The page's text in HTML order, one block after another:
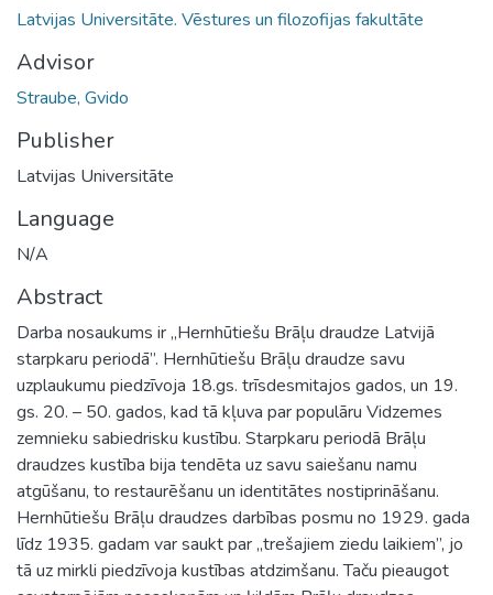
Latvijas Universitāte. Vēstures un filozofijas fakultāte
Advisor
Straube, Gvido
Publisher
Latvijas Universitāte
Language
N/A
Abstract
Darba nosaukums ir „Hernhūtiešu Brāļu draudze Latvijā
starpkaru periodā”. Hernhūtiešu Brāļu draudze savu
uzplaukumu piedzīvoja 18.gs. trīsdesmitajos gados, un 19.
gs. 20. – 50. gados, kad tā kļuva par populāru Vidzemes
zemnieku sabiedrisku kustību. Starpkaru periodā Brāļu
draudzes kustība bija tendēta uz savu saiešanu namu
atgūšanu, to restaurēšanu un identitātes nostiprināšanu.
Hernhūtiešu Brāļu draudzes darbības posmu no 1929. gada
līdz 1935. gadam var saukt par „trešajiem ziedu laikiem”, jo
tā uz mirkli piedzīvoja kustības atdzimšanu. Taču pieaugot